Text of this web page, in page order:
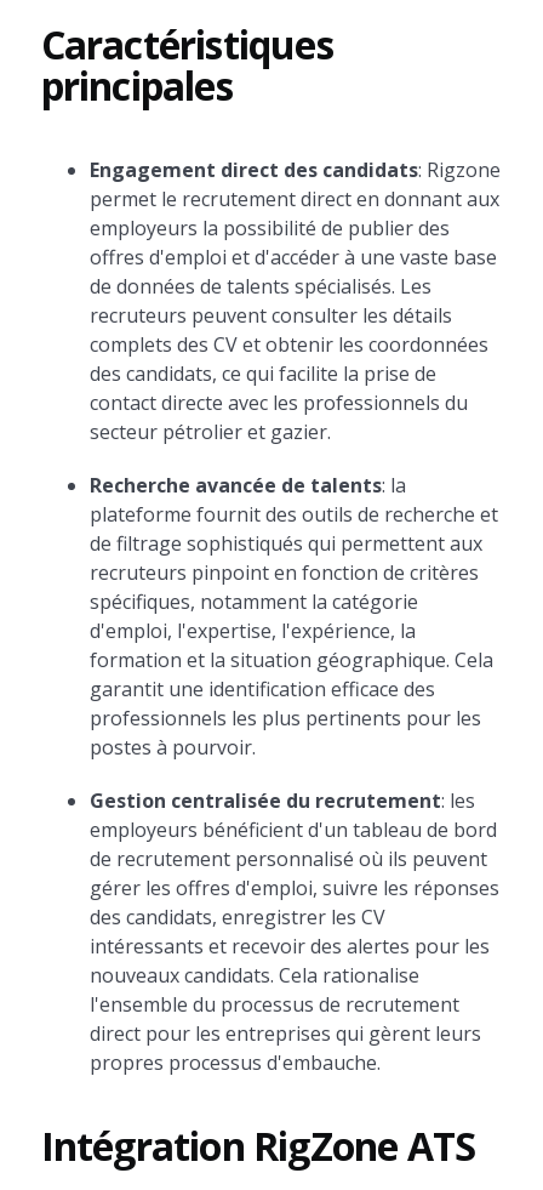
Caractéristiques
principales
Engagement direct des candidats: Rigzone
permet le recrutement direct en donnant aux
employeurs la possibilité de publier des
offres d'emploi et d'accéder à une vaste base
de données de talents spécialisés. Les
recruteurs peuvent consulter les détails
complets des CV et obtenir les coordonnées
des candidats, ce qui facilite la prise de
contact directe avec les professionnels du
secteur pétrolier et gazier.
Recherche avancée de talents: la
plateforme fournit des outils de recherche et
de filtrage sophistiqués qui permettent aux
recruteurs pinpoint en fonction de critères
spécifiques, notamment la catégorie
d'emploi, l'expertise, l'expérience, la
formation et la situation géographique. Cela
garantit une identification efficace des
professionnels les plus pertinents pour les
postes à pourvoir.
Gestion centralisée du recrutement: les
employeurs bénéficient d'un tableau de bord
de recrutement personnalisé où ils peuvent
gérer les offres d'emploi, suivre les réponses
des candidats, enregistrer les CV
intéressants et recevoir des alertes pour les
nouveaux candidats. Cela rationalise
l'ensemble du processus de recrutement
direct pour les entreprises qui gèrent leurs
propres processus d'embauche.
Intégration RigZone ATS